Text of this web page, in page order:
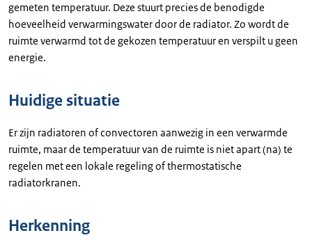
gemeten temperatuur. Deze stuurt precies de benodigde
hoeveelheid verwarmingswater door de radiator. Zo wordt de
ruimte verwarmd tot de gekozen temperatuur en verspilt u geen
energie.
Huidige situatie
Er zijn radiatoren of convectoren aanwezig in een verwarmde
ruimte, maar de temperatuur van de ruimte is niet apart (na) te
regelen met een lokale regeling of thermostatische
radiatorkranen.
Herkenning